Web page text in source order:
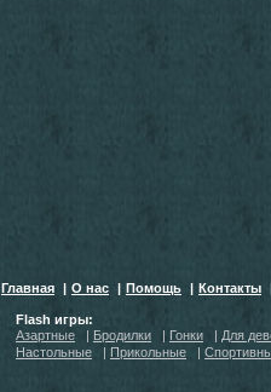
Главная | О нас | Помощь | Контакты
Flash игры:
Азартные
| Бродилки | Гонки | Для
Настольные
| Прикольные |